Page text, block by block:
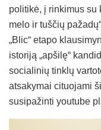
politikė, į rinkimus su
melo ir tuščių
„Blic“ etapo
istoriją „apšilę“
socialinių tinklų
atsakymai cituojami
susipažinti youtube